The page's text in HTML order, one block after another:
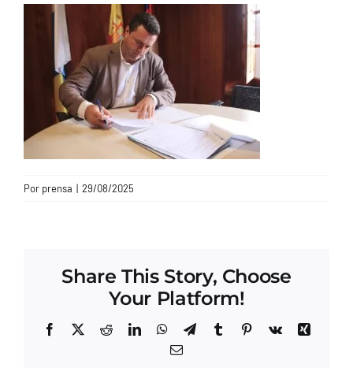
CONTACTO
Por prensa | 29/08/2025
Share This Story, Choose
Your Platform!
Facebook
X RedditLinkedInWhatsApp
TelegramTumblrPinterest
Vk
Xing
Correo